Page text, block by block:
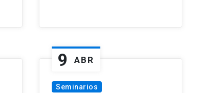
9 ABR
Seminarios